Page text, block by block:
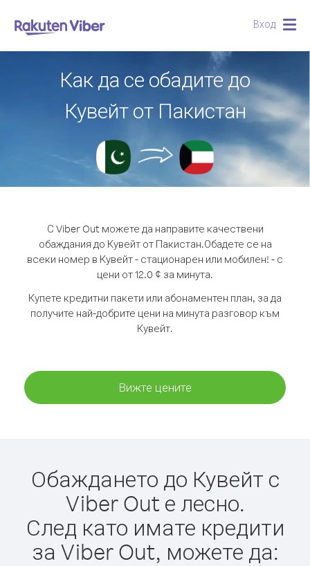
Вход
Как да се обадите до
Кувейт от Пакистан
С Viber Out можете да направите качествени
обаждания до Кувейт от Пакистан.Обадете се на
всеки номер в Кувейт - стационарен или мобилен! - с
цени от 12.0 ¢ за минута.
Купете кредитни пакети или абонаментен план, за да
получите най-добрите цени на минута разговор към
Кувейт.
Вижте цените
Обаждането до Кувейт с
Viber Out е лесно.
След като имате кредити
за Viber Out, можете да: